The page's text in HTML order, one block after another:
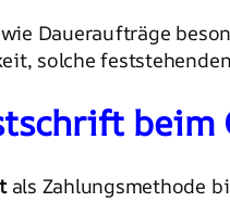
Daueraufträge
solche
beim
als Zahlungsmethode